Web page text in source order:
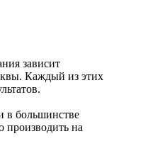
зависит
Каждый из этих
в большинстве
производить на